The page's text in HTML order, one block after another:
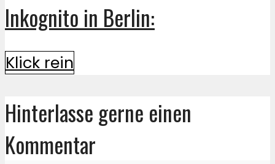
Inkognito in Berlin:
Klick rein
Hinterlasse gerne einen
Kommentar